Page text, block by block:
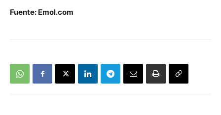
Fuente: Emol.com